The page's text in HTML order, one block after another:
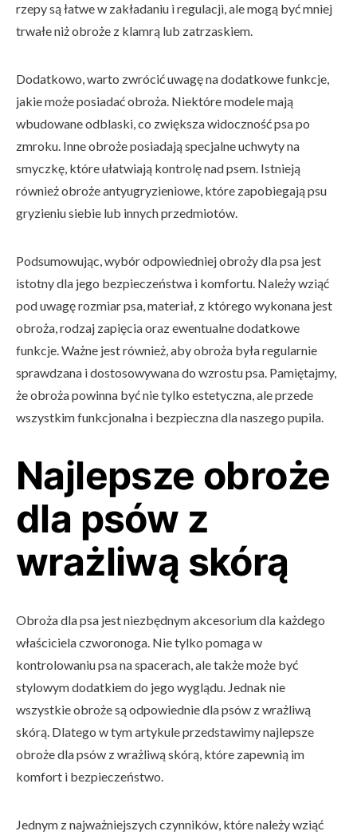
rzepy są łatwe w zakładaniu i regulacji, ale mogą być mniej
trwałe niż obroże z klamrą lub zatrzaskiem.
Dodatkowo, warto zwrócić uwagę na dodatkowe funkcje,
jakie może posiadać obroża. Niektóre modele mają
wbudowane odblaski, co zwiększa widoczność psa po
zmroku. Inne obroże posiadają specjalne uchwyty na
smyczkę, które ułatwiają kontrolę nad psem. Istnieją
również obroże antyugryzieniowe, które zapobiegają psu
gryzieniu siebie lub innych przedmiotów.
Podsumowując, wybór odpowiedniej obroży dla psa jest
istotny dla jego bezpieczeństwa i komfortu. Należy wziąć
pod uwagę rozmiar psa, materiał, z którego wykonana jest
obroża, rodzaj zapięcia oraz ewentualne dodatkowe
funkcje. Ważne jest również, aby obroża była regularnie
sprawdzana i dostosowywana do wzrostu psa. Pamiętajmy,
że obroża powinna być nie tylko estetyczna, ale przede
wszystkim funkcjonalna i bezpieczna dla naszego pupila.
Najlepsze obroże
dla psów z
wrażliwą skórą
Obroża dla psa jest niezbędnym akcesorium dla każdego
właściciela czworonoga. Nie tylko pomaga w
kontrolowaniu psa na spacerach, ale także może być
stylowym dodatkiem do jego wyglądu. Jednak nie
wszystkie obroże są odpowiednie dla psów z wrażliwą
skórą. Dlatego w tym artykule przedstawimy najlepsze
obroże dla psów z wrażliwą skórą, które zapewnią im
komfort i bezpieczeństwo.
Jednym z najważniejszych czynników, które należy wziąć